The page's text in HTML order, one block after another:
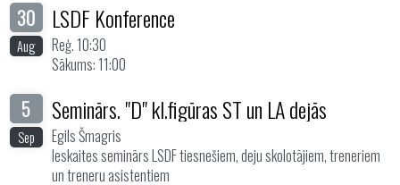
30
Aug
LSDF Konference
Reģ. 10:30
Sākums: 11:00
5
Sep
Seminārs. "D" kl.figūras ST un LA dejās
Egils Šmagris
Ieskaites seminārs LSDF tiesnešiem, deju skolotājiem, treneriem
un treneru asistentiem